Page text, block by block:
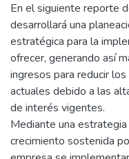
En el siguiente reporte
desarrollará una
estratégica para la
ofrecer, generando así
ingresos para reducir
actuales debido a las
de interés vigentes.
Mediante una
crecimiento sostenida